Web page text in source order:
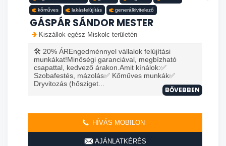
kőműves lakásfelújítás generálkivitelező
GÁSPÁR SÁNDOR MESTER
Kiszállok egész Miskolc területén
🛠️ 20% ÁREngedménnyel vállalok felújítási
munkákat!Minőségi garanciával, megbízható
csapattal, kedvező árakon.Amit kínálok:✅
Szobafestés, mázolás✅ Kőműves munkák✅
Dryvitozás (hősziget...
BŐVEBBEN
HÍVÁS MOBILON
AJÁNLATKÉRÉS